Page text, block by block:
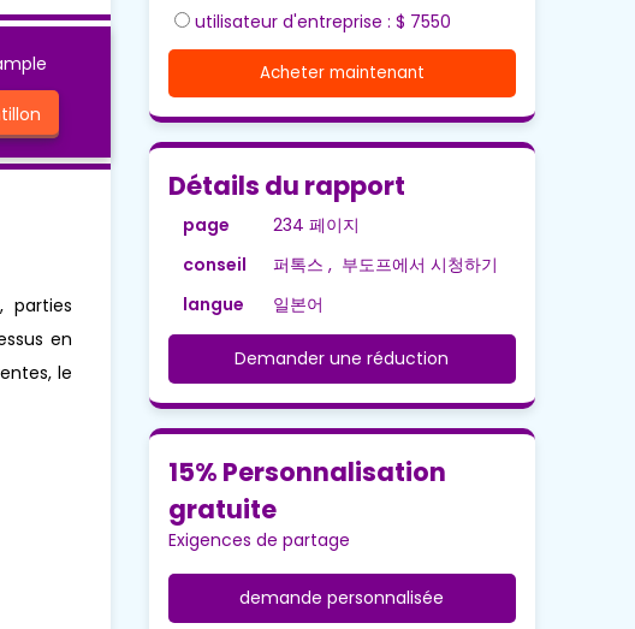
parties
en
le
utilisateur d'entreprise : $ 7550
Acheter maintenant
Détails du rapport
page
234 페이지
conseil
퍼톡스 , 부도프에서 시청하기
langue
일본어
Demander une réduction
15% Personnalisation
gratuite
Exigences de partage
demande personnalisée